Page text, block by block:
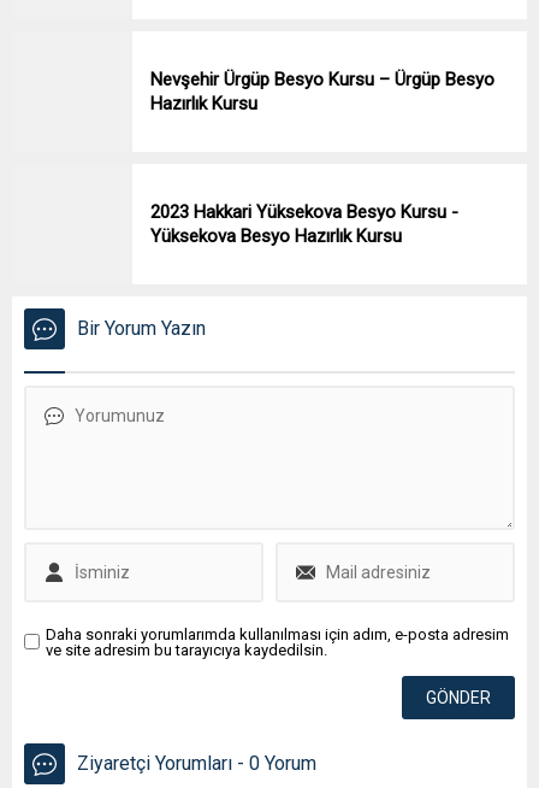
Nevşehir Ürgüp Besyo Kursu – Ürgüp Besyo
Hazırlık Kursu
2023 Hakkari Yüksekova Besyo Kursu -
Yüksekova Besyo Hazırlık Kursu
Bir Yorum Yazın
Daha sonraki yorumlarımda kullanılması için adım, e-posta adresim
ve site adresim bu tarayıcıya kaydedilsin.
Ziyaretçi Yorumları - 0 Yorum